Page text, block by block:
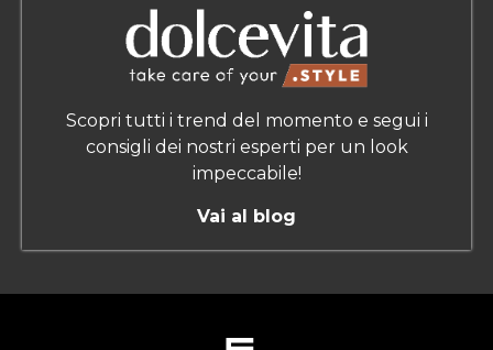
Scopri tutti i trend del momento e segui i
consigli dei nostri esperti per un look
impeccabile!
Vai al blog